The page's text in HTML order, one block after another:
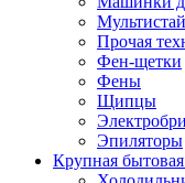
Прочая
Фен-щетки
Фены
Щипцы
Эпиляторы
Крупная